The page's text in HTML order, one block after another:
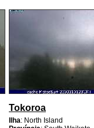
Tokoroa
Ilha: North Island